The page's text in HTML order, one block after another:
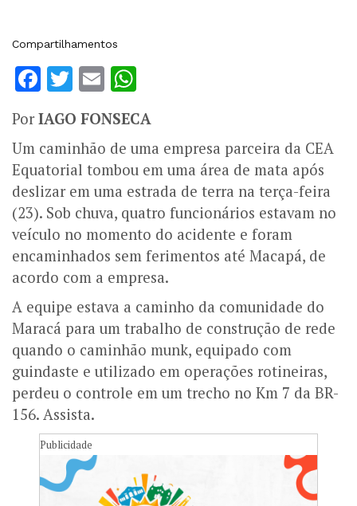
Compartilhamentos
Facebook
Twitter
Email
PorIAGO FONSECA
Um caminhão de uma empresa parceira da CEA
Equatorial tombou em uma área de mata após
deslizar em uma estrada de terra na terça-feira
(23). Sob chuva, quatro funcionários estavam no
veículo no momento do acidente e foram
encaminhados sem ferimentos até Macapá, de
acordo com a empresa.
A equipe estava a caminho da comunidade do
Maracá para um trabalho de construção de rede
quando o caminhão munk, equipado com
guindaste e utilizado em operações rotineiras,
perdeu o controle em um trecho no Km 7 da BR-
156. Assista.
Publicidade